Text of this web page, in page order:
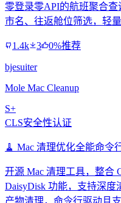
零登录零API的航班聚合
市名、往返舱位筛选，轻
1.4k 3 0%推荐
bjesuiter
Mole Mac Cleanup
S+
CLS安全性认证
🧹 Mac 清理优化全能命令
开源 Mac 清理工具，整合
DaisyDisk 功能，支持深
产物清理，命令行驱动且